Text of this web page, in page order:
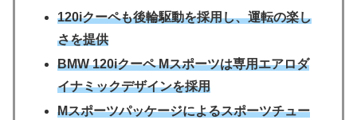
120iクーペも後輪駆動を採用し、運転の楽し
さを提供
BMW 120iクーペ Mスポーツは専用エアロダ
イナミックデザインを採用
Mスポーツパッケージによるスポーツチュー